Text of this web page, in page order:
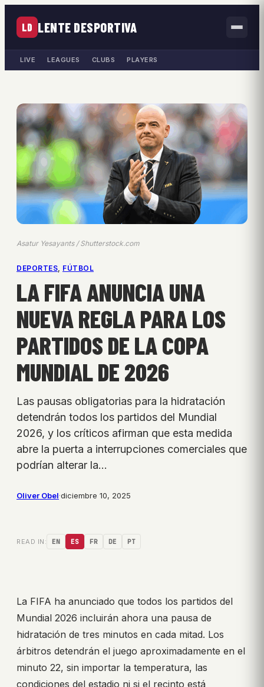
LD LENTE DESPORTIVA
LIVE LEAGUES CLUBS PLAYERS
Asatur Yesayants / Shutterstock.com
DEPORTES, FÚTBOL
LA FIFA ANUNCIA UNA
NUEVA REGLA PARA LOS
PARTIDOS DE LA COPA
MUNDIAL DE 2026
Las pausas obligatorias para la hidratación
detendrán todos los partidos del Mundial
2026, y los críticos afirman que esta medida
abre la puerta a interrupciones comerciales que
podrían alterar la…
Oliver Obel·diciembre 10, 2025
READ IN: EN ES FR DE PT
La FIFA ha anunciado que todos los partidos del
Mundial 2026 incluirán ahora una pausa de
hidratación de tres minutos en cada mitad. Los
árbitros detendrán el juego aproximadamente en el
minuto 22, sin importar la temperatura, las
condiciones del estadio ni si el recinto está